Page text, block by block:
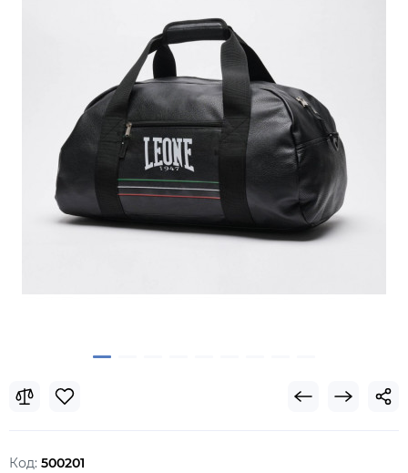
Код: 500201